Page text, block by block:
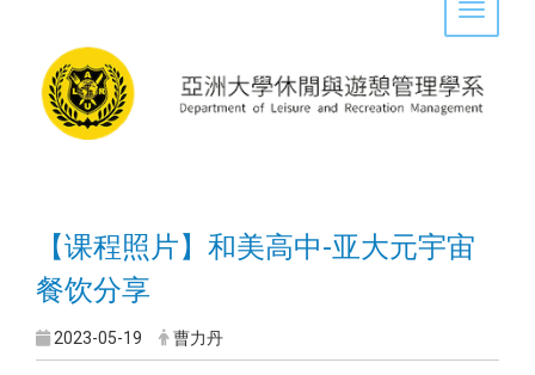
Toggle
【课程照片】和美高中-亚大元宇宙
餐饮分享
2023-05-19 曹力丹